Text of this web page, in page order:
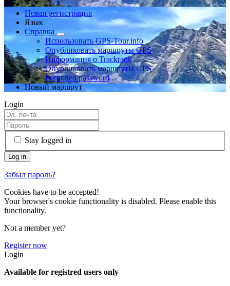
Новая регистрация
Язык
Справка
Использовать GPS-Tour.info
Опубликовать маршруты GPS
Информация о Trackrank
Опубликовать маршруты GPS
Forgotten password
Новый маршрут
Login
Stay logged in
Забыл пароль?
Cookies have to be accepted!
Your browser's cookie functionality is disabled. Please enable this
functionality.
Not a member yet?
Register now
Login
Available for registred users only